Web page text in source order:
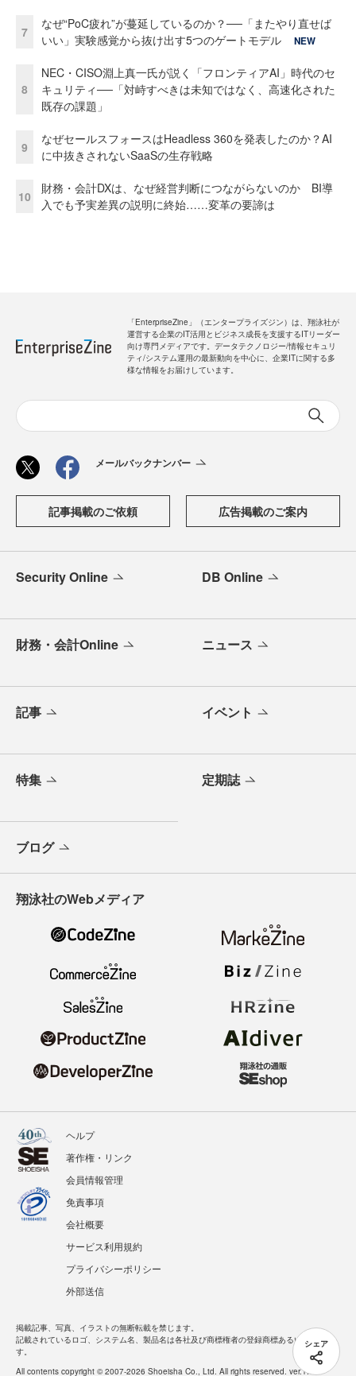
シェア
7
なぜ“PoC疲れ”が蔓延しているのか？──「またやり直せば
いい」実験感覚から抜け出す5つのゲートモデル
NEW
8
NEC・CISO淵上真一氏が説く「フロンティアAI」時代のセ
キュリティ──「対峙すべきは未知ではなく、高速化された
既存の課題」
9
なぜセールスフォースはHeadless 360を発表したのか？AI
に中抜きされないSaaSの生存戦略
10
財務・会計DXは、なぜ経営判断につながらないのか BI導
入でも予実差異の説明に終始……変革の要諦は
「EnterpriseZine」（エンタープライズジン）は、翔泳社が
運営する企業のIT活用とビジネス成長を支援するITリーダー
向け専門メディアです。データテクノロジー/情報セキュリ
ティ/システム運用の最新動向を中心に、企業ITに関する多
様な情報をお届けしています。
メールバックナンバー
記事掲載のご依頼 広告掲載のご案内
Security Online DB Online
財務・会計Online ニュース
記事 イベント
特集 定期誌
ブログ
翔泳社のWebメディア
ヘルプ
著作権・リンク
会員情報管理
免責事項
会社概要
サービス利用規約
プライバシーポリシー
外部送信
掲載記事、写真、イラストの無断転載を禁じます。
記載されているロゴ、システム名、製品名は各社及び商標権者の登録商標あるいは商標で
す。
All contents copyright © 2007-2026 Shoeisha Co., Ltd. All rights reserved. ver.1.5